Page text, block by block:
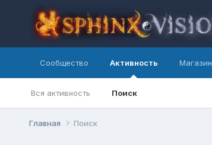
Сообщество Активность
Вся активность Поиск
Магазин
Главная Поиск